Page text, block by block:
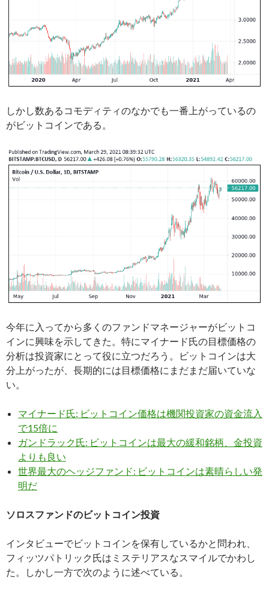
しかし数あるコモディティのなかでも一番上がっているの
がビットコインである。
今年に入ってから多くのファンドマネージャーがビットコ
インに興味を示してきた。特にマイナード氏の目標価格の
分析は投資家にとって役に立つだろう。ビットコインは大
分上がったが、長期的には目標価格にまだまだ届いていな
い。
マイナード氏: ビットコイン価格は機関投資家の資金流入
で15倍に
ガンドラック氏: ビットコインは最大の緩和銘柄、金投資
よりも良い
世界最大のヘッジファンド: ビットコインは素晴らしい発
明だ
ソロスファンドのビットコイン投資
インタビューでビットコインを保有しているかと問われ、
フィッツパトリック氏はミステリアスなスマイルでかわし
た。しかし一方で次のように述べている。